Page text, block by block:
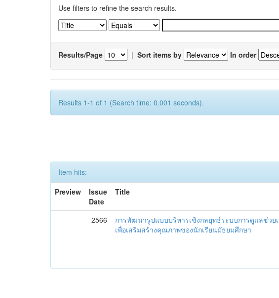
Use filters to refine the search results.
Results/Page | Sort items by In order
Results 1-1 of 1 (Search time: 0.001 seconds).
Item hits:
Preview
Issue
Date
Title
2566
การพัฒนารูปแบบบริหารเชิงกลยุทธ์ระบบการดูแลช่วย
เพื่อเสริมสร้างคุณภาพของนักเรียนมัธยมศึกษา